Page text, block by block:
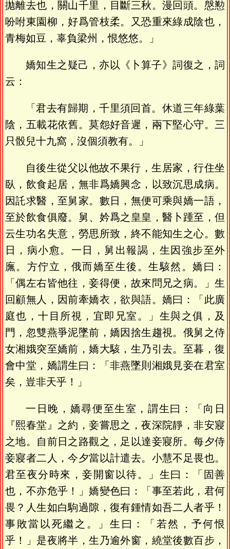
拋離去也，關山千里，目斷三秋。漫回頭。慇懃
吩咐東園柳，好爲管枝柔。又恐重來綠成陰也，
青梅如豆，辜負梁州，恨悠悠。」
嬌知生之疑己，亦以《卜算子》詞復之，詞
云：
「君去有歸期，千里須回首。休道三年綠葉
陰，五載花依舊。莫怨好音遲，兩下堅心守。三
只骰兒十九窩，沒個須教有。」
自後生從父以他故不果行，生居家，行住坐
臥，飲食起居，無非爲嬌興念，以致沉思成病。
因託求醫，至舅家。數日，無便可乘與嬌一語，
至於飲食俱廢。舅、妗爲之皇皇，醫卜踵至，但
云生功名失意，勞思所致，終不能知生之心。數
日，病小愈。一日，舅出報謁，生因強步至外
廡。方佇立，俄而嬌至生後。生駭然。嬌曰：
「偶左右皆他往，妾得便，故來問兄之病。」生
回顧無人，因前牽嬌衣，欲與語。嬌曰：「此廣
庭也，十目所視，宜即兄室。」生與之俱，及
門，忽雙燕爭泥墜前，嬌因捨生趨視。俄舅之侍
女湘娥突至嬌前，嬌大駭，生乃引去。至暮，復
會中堂，嬌謂生曰：「非燕墜則湘娥見妾在君室
矣，豈非天乎！」
一日晚，嬌尋便至生室，謂生曰：「向日
『熙春堂』之約，妾嘗思之，夜深院靜，非安寢
之地。自前日之路觀之，足以達妾寢所。每夕侍
妾寢者二人，今夕當以計遣去。小慧不足畏也。
君至夜分時來，妾開窗以待。」生曰：「固善
也，不亦危乎！」嬌變色曰：「事至若此，君何
畏？人生如白駒過隙，復有鍾情如吾二人者乎！
事敗當以死繼之。」生曰：「若然，予何恨
乎！」是夜將半，生乃逾外窗，繞堂後數百步，